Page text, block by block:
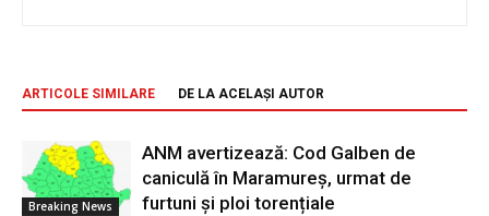
ARTICOLE SIMILARE DE LA ACELAȘI AUTOR
Breaking News
ANM avertizează: Cod Galben de
caniculă în Maramureș, urmat de
furtuni și ploi torențiale